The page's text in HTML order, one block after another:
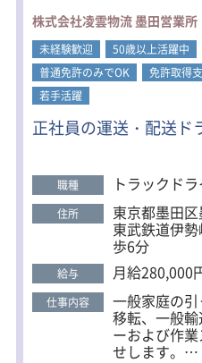
■基本転勤なし
※基本転勤な
勤、出向によ
変更するこ
・つくばセン
茨城県常総市
・千葉センタ
千葉県千葉市
株式会社凌雲物流 墨田営業所
未経験歓迎 50歳以上活躍中
普通免許のみでOK
免許取得
若手活躍
正社員の運送・配送ド
職種 トラックド
住所 東京都墨田
東武鉄道伊
歩6分
給与 月給280,000
仕事内容 一般家庭の
移転、一般
ーおよび作
せします。